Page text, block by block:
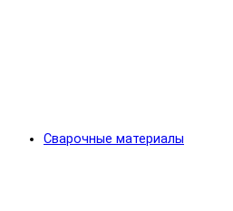
Сварочные материалы